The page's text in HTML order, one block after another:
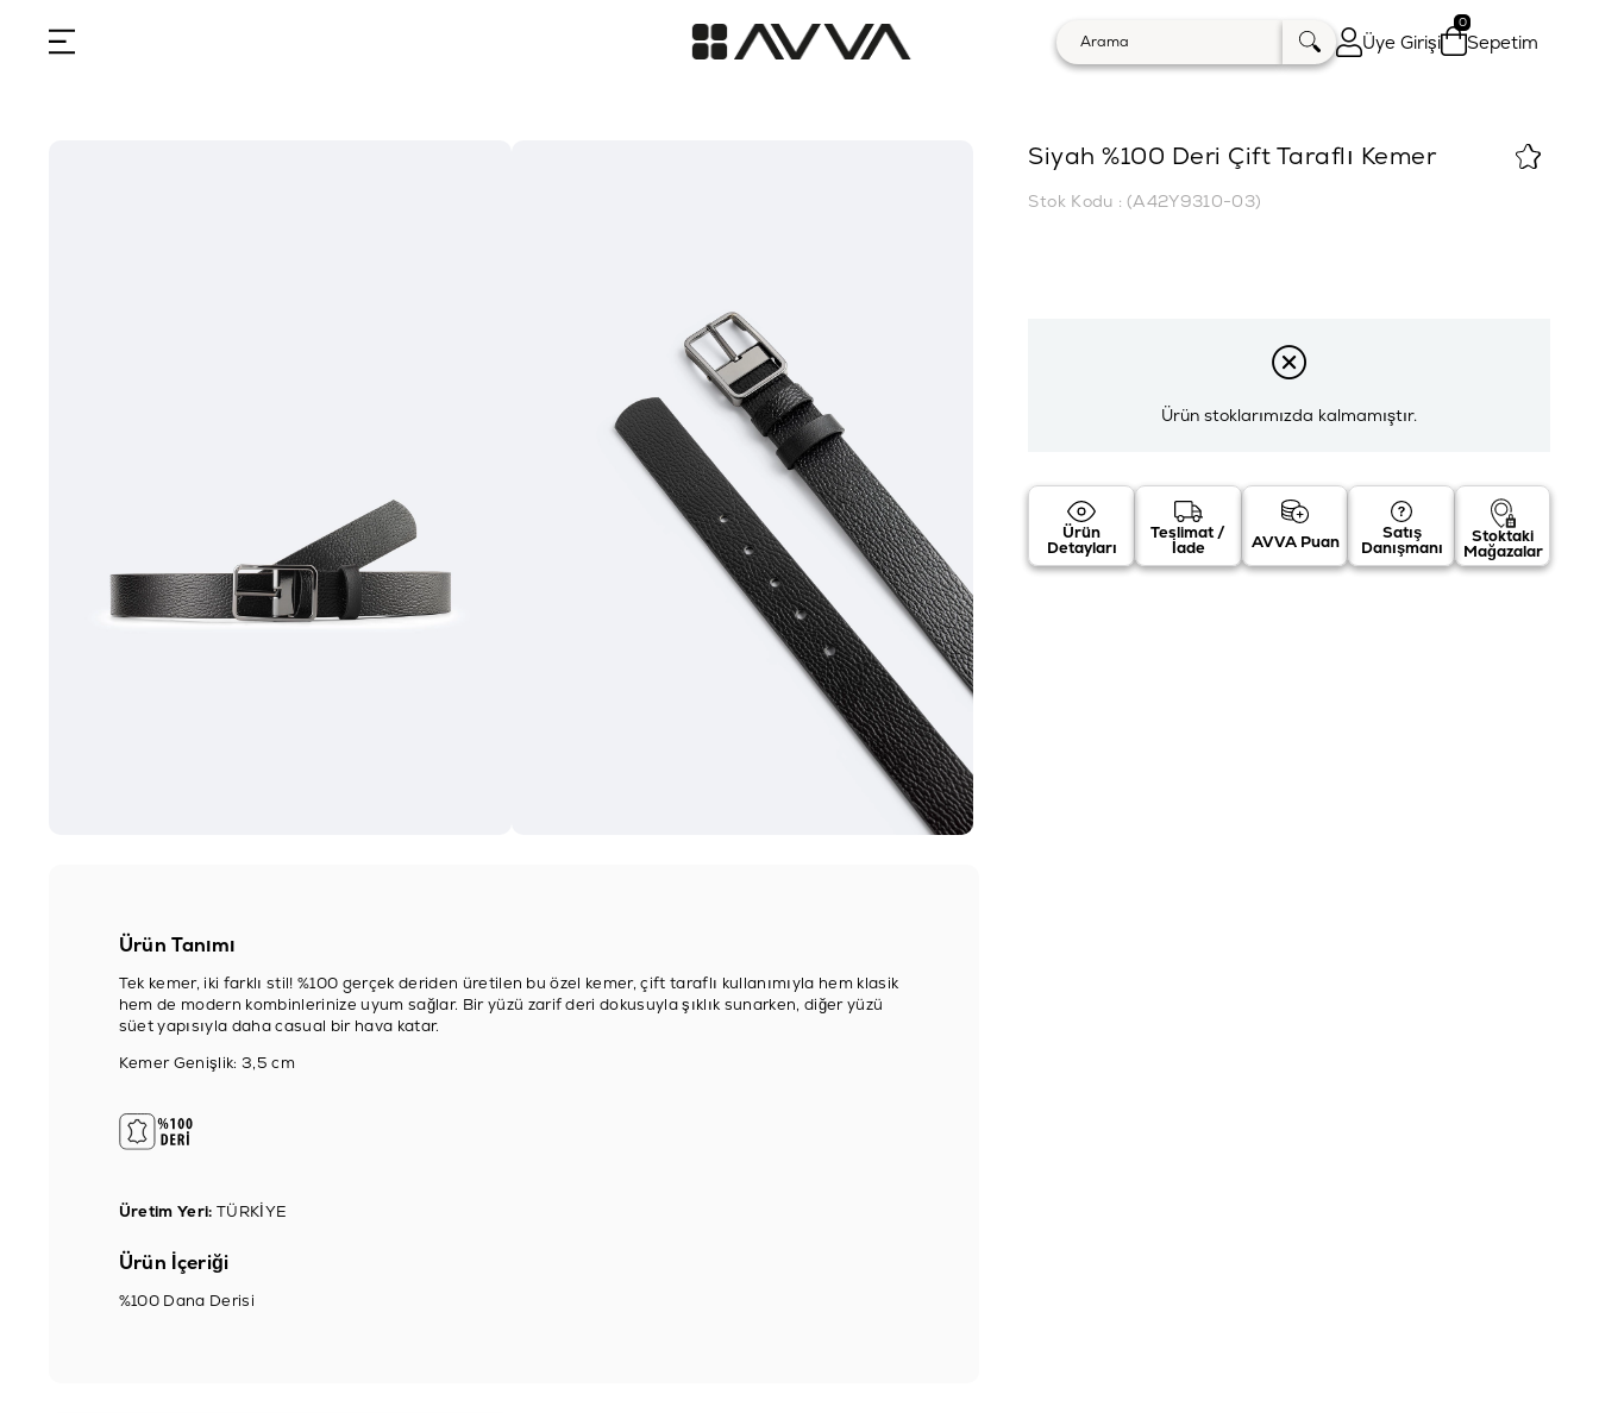
Üye Girişi Sepetim
0
Ürün Tanımı
Tek kemer, iki farklı stil! %100 gerçek deriden üretilen bu özel kemer, çift taraflı kullanımıyla hem klasik
hem de modern kombinlerinize uyum sağlar. Bir yüzü zarif deri dokusuyla şıklık sunarken, diğer yüzü
süet yapısıyla daha casual bir hava katar.
Kemer Genişlik: 3,5 cm
Üretim Yeri: TÜRKİYE
Ürün İçeriği
%100 Dana Derisi
Siyah %100 Deri Çift Taraflı Kemer
Stok Kodu (A42Y9310-03)
Ürün stoklarımızda kalmamıştır.
Ürün
Detayları
Teslimat /
İade AVVA Puan Satış
Danışmanı
Stoktaki
Mağazalar